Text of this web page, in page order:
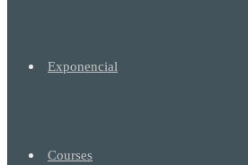
Exponencial
Courses